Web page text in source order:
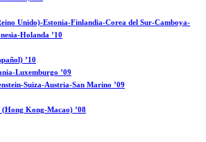
Unido)-Estonia-Finlandia-Corea del Sur-Camboya-
Holanda ’10
’10
Luxemburgo ’09
Suiza-Austria-San Marino ’09
Kong-Macao) ’08